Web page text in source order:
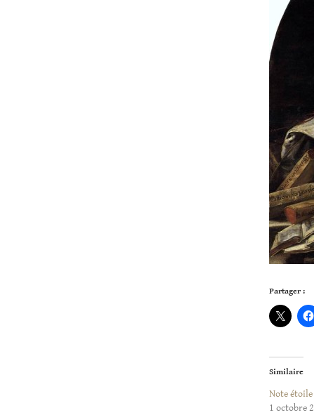
Partager :
Similaire
Note étoile
1 octobre